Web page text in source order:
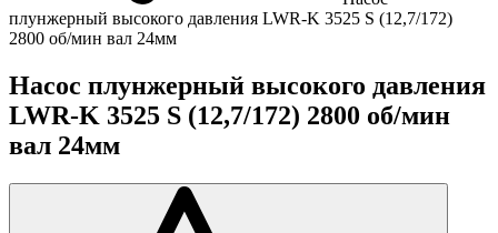
плунжерный высокого давления LWR-K 3525 S (12,7/172)
2800 об/мин вал 24мм
Насос плунжерный высокого давления
LWR-K 3525 S (12,7/172) 2800 об/мин
вал 24мм